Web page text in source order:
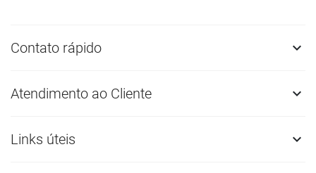
Contato rápido 
Atendimento ao Cliente 
Links úteis 